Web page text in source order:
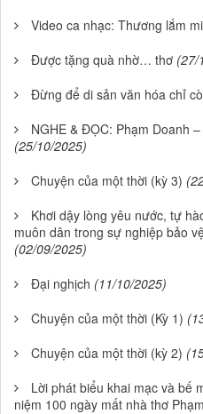
Video ca nhạc: Thương lắm
Được tặng quà nhờ… thơ (27/
Đừng để di sản văn hóa chỉ
NGHE & ĐỌC: Phạm Doanh
(25/10/2025)
Chuyện của một thời (kỳ 3)
Khơi dậy lòng yêu nước, tự
muôn dân trong sự nghiệp bảo
(02/09/2025)
Đại nghịch (11/10/2025)
Chuyện của một thời (Kỳ 1)
Chuyện của một thời (kỳ 2)
Lời phát biểu khai mạc và bế
niệm 100 ngày mất nhà thơ